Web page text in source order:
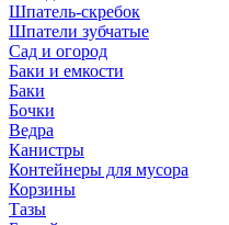
Шпатель-скребок
Шпатели зубчатые
Сад и огород
Баки и емкости
Баки
Бочки
Ведра
Канистры
Контейнеры для мусора
Корзины
Тазы